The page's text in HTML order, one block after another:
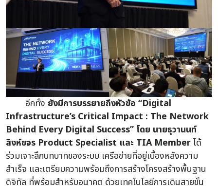
อีกทั้ง ยังมีการบรรยายถึงหัวข้อ “Digital
Infrastructure’s Critical Impact : The Network
Behind Every Digital Success” โดย นายธุวานนท์
สิงห์ขจร Product Specialist และ TIA Memberได้
ร่วมเจาะลึกบทบาทของระบบ เครือข่ายที่อยู่เบื้องหลังความ
สำเร็จ และเตรียมความพร้อมถึงการสร้างโครงสร้างพื้นฐาน
ดิจิทัล ที่พร้อมสำหรับอนาคต ด้วยเทคโนโลยีการเดินสายขั้น